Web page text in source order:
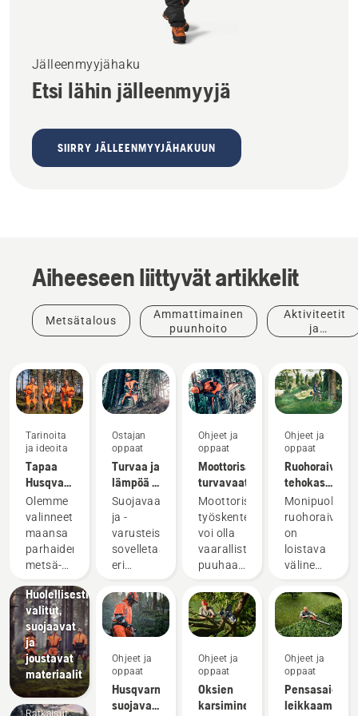
Jälleenmyyjähaku
Etsi lähin jälleenmyyjä
SIIRRY JÄLLEENMYYJÄHAKUUN
Aiheeseen liittyvät artikkelit
Metsätalous
Ammattimainen
puunhoito
Aktiviteetit
ja
Tarinoita
ja ideoita
Tapaa
Husqvarnan
H-tiimi –
tuotteidemme
vaativimmat
käyttäjät
Olemme
valinneet
maansa
parhaiden
metsä-
puistotöiden
ammattilaisten
joukosta
kansainvälisen
ryhmän
taitavia
ja
arvostettuja
Tuotteet
ja
innovaatiot
Husqvarna-
Huolellisesti
valitut,
suojaavat
ja
joustavat
materiaalit
Ratkaisut
Ostajan
oppaat
Turvaa ja
lämpöä –
moottorisahojen
lisävarusteet
Suojavaatteisiin
ja -
varusteisiin
sovelletaan
eri
eri
sääntöjä.
Silti
varusteet
parantavat
moottorisahan
käyttäjän
Ohjeet ja
oppaat
Husqvarna-
suojavaatteet:
Ohjeet ja
oppaat
Moottorisahan
turvavaatimukset
Moottorisahalla
työskentely
voi olla
vaarallista
puuhaa.
noudatat
muutamia
perusohjeita,
unohtaa
epävarmuuden
ja
keskittyä
Ohjeet ja
oppaat
Oksien
karsiminen
Ohjeet ja
oppaat
Ruohoraivurin
tehokas
käyttö
Monipuolinen
ruohoraivuri
on
loistava
väline
Olemme
koonneet
tähän
vinkkejä,
joiden
avulla
Ohjeet ja
oppaat
Pensasaidan
leikkaaminen